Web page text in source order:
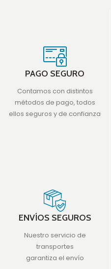
PAGO SEGURO
Contamos con distintos
métodos de pago, todos
ellos seguros y de confianza
ENVÍOS SEGUROS
Nuestro servicio de
transportes
garantiza el envío